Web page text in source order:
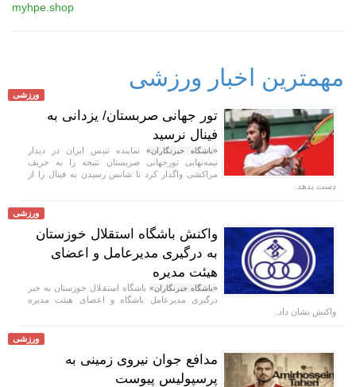
myhpe.shop
مهمترین اخبار ورزشی
ورزشی
تور جهانی صربستان/ یزدانی به
فینال نرسید
«باشگاه خبرنگاران» نماینده تنیس ایران در دیدار
نیمه‌نهایی تورجهانی صربستان نتیجه را به حریف
مراکشی واگذار کرد تا شانس رسیدن به فینال را از
دست بدهد.
ورزشی
واکنش باشگاه استقلال خوزستان
به درگیری مدیرعامل و اعضای
هیئت مدیره
«باشگاه خبرنگاران» باشگاه استقلال خوزستان به خبر
درگیری مدیرعامل باشگاه و اعضای هیئت مدیره
واکنش نشان داد.
ورزشی
مدافع جوان نیروی زمینی به
پرسپولیس پیوست